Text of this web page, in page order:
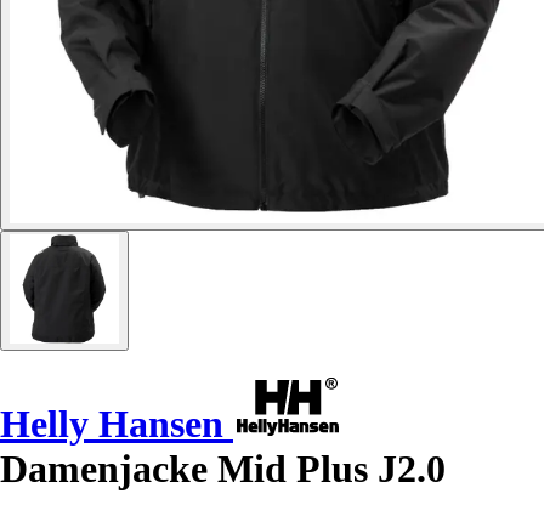
Helly Hansen
Damenjacke Mid Plus J2.0